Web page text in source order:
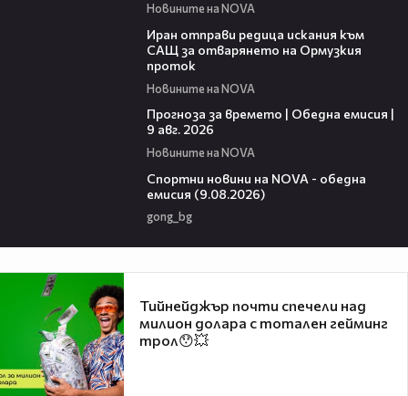
Новините на NOVA
Иран отправи редица искания към
САЩ за отварянето на Ормузкия
проток
Новините на NOVA
Прогноза за времето | Обедна емисия |
9 авг. 2026
Новините на NOVA
Спортни новини на NOVA - обедна
емисия (9.08.2026)
gong_bg
Тийнейджър почти спечели над
милион долара с тотален гейминг
трол😯💥